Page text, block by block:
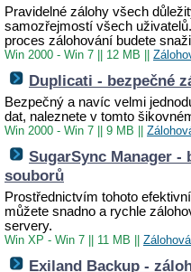
Pravidelné zálohy všech
samozřejmostí všech
proces zálohování budete
Win 2000 - Win 7 12 MB
Duplicati - bezpečné
Bezpečný a navíc velmi
dat, naleznete v tomto
Win 2000 - Win 7 9 MB
SugarSync Manager -
souborů
Prostřednictvím tohoto
můžete snadno a rychle
servery.
Win XP - Win 7 11 MB
Exiland Backup -